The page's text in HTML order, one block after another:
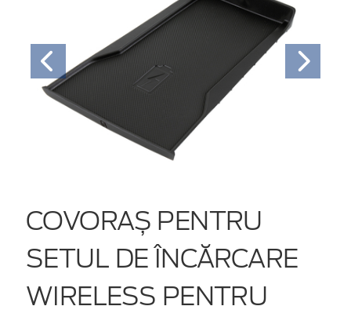
COVORAȘ PENTRU
SETUL DE ÎNCĂRCARE
WIRELESS PENTRU